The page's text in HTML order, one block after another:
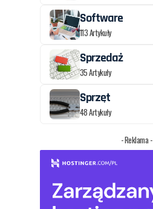
Software
113 Artykuły
Sprzedaż
35 Artykuły
Sprzęt
48 Artykuły
- Reklama -